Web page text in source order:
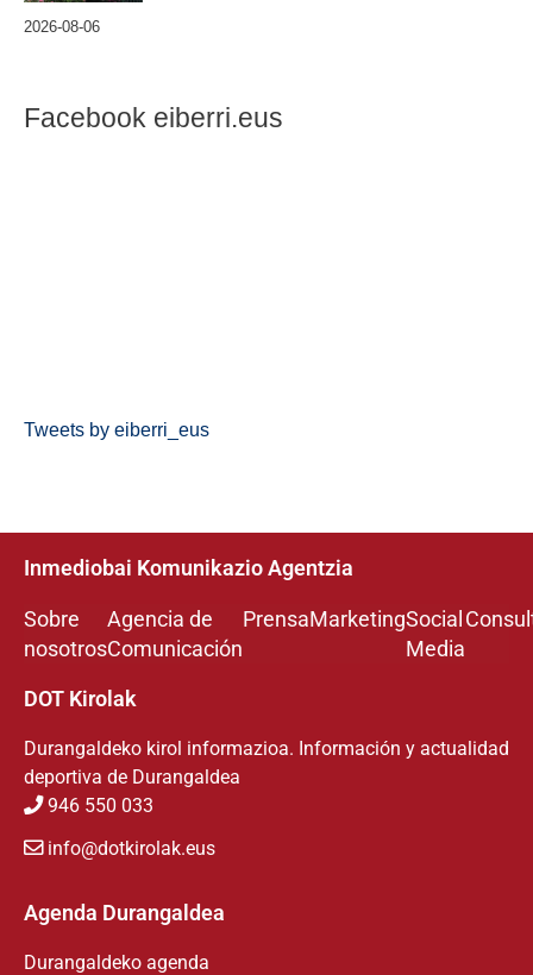
2026-08-06
Facebook eiberri.eus
Tweets by eiberri_eus
Inmediobai Komunikazio Agentzia
Sobre
nosotros
Agencia de
Comunicación
PrensaMarketingSocial
Media
DOT Kirolak
Durangaldeko kirol informazioa. Información y actualidad
deportiva de Durangaldea
946 550 033
info@dotkirolak.eus
Agenda Durangaldea
Durangaldeko agenda